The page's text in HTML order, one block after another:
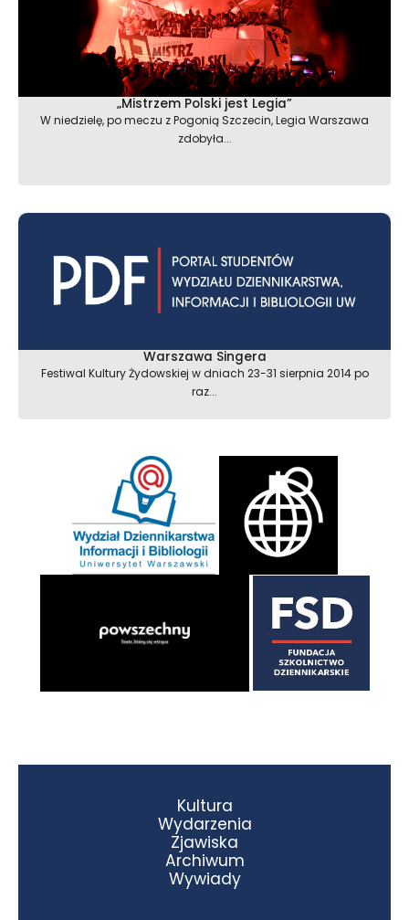
„Mistrzem Polski jest Legia”
W niedzielę, po meczu z Pogonią Szczecin, Legia Warszawa
zdobyła...
Warszawa Singera
Festiwal Kultury Żydowskiej w dniach 23-31 sierpnia 2014 po
raz...
Kultura
Wydarzenia
Zjawiska
Archiwum
Wywiady